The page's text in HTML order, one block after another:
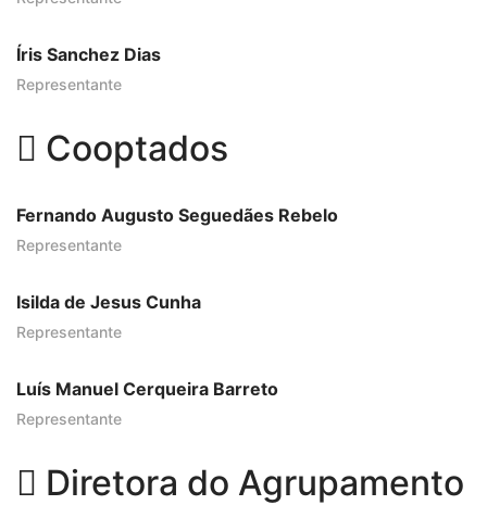
Íris Sanchez Dias
Representante
Cooptados
Fernando Augusto Seguedães Rebelo
Representante
Isilda de Jesus Cunha
Representante
Luís Manuel Cerqueira Barreto
Representante
Diretora do Agrupamento